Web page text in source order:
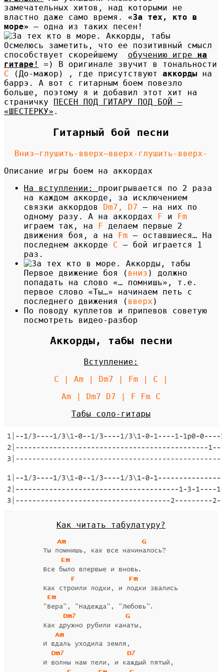
замечательных хитов, над которыми не
властно даже само время. «За тех, кто в
море» — одна из таких песен!
Осмелюсь заметить, что ее позитивный смысл
способствует скорейшему обучению игре на
гитаре !
=) В оригинале звучит в тональности
C (До-мажор) , где присутствуют аккорды на
баррэ. А вот с гитарным боем повезло
больше, поэтому я и добавил этот хит на
страничку ПЕСЕН ПОД ГИТАРУ ПОД БОЙ —
«ШЕСТЕРКУ» .
Гитарный бой песни
Вниз—глушить-вверх—вверх-глушить-вверх-
Описание игры боем на аккордах
На вступлении: проигрывается по 2 раза
на каждом аккорде, за исключением
связки аккордов Dm7, D7 — на них по
одному разу. А на аккордах F и Fm
играем так, на F делаем первые 2
движения боя, а на Fm — оставшиеся… На
последнем аккорде C — бой играется 1
раз.
Первое движение боя ( вниз ) должно
попадать на слово «… помнишь», т.е.
первое слово «Ты…» начинаем петь с
последнего движения ( вверх )
По поводу куплетов и припевов советую
посмотреть видео-разбор
Аккорды, табы песни
Вступление:
C | Am | Dm7 | Fm |
C |
Am | Dm7 D7 | F Fm C
Табы соло-гитары
Как читать табулатуру?